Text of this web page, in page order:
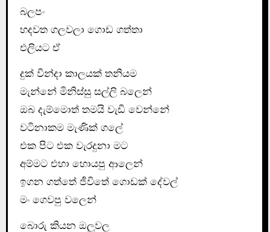
බලපං
හදවත ගලවලා ගොඩ ගත්තා
එලියට ඒ
දුක් වින්දා කාලයක් තනියම
මැන්නේ මිනිස්සු සල්ලි බලෙන්
ඔබ දැම්මොත් තමයි වැඩි වෙන්නේ
වටිනාකම මැණික් ගලේ
එක පිට එක වැරදුනා මට
අම්මට එහා හොයපු ආලෙන්
ඉගන ගත්තේ ජීවිතේ ගොඩක් දේවල්
මං ගෙවපු වලෙන්
බොරු කියන ඔලුවල